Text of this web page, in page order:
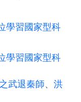
學習國家型科
學習國家型科
武退秦師、 洪